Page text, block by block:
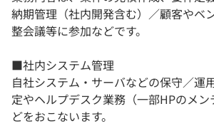
納期管理（社内開発含む）／顧客やベ
整会議等に参加などです。
■社内システム管理
自社システム・サーバなどの保守／運
定やヘルプデスク業務（一部HPのメ
どをおこないます。